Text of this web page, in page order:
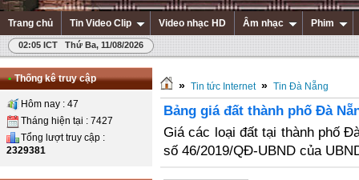
Trang chủ Tin Video Clip Video nhạc HD Âm nhạc Phim
02:05 ICT Thứ Ba, 11/08/2026
• Thống kê truy cập
Hôm nay : 47
Tháng hiện tại : 7427
Tổng lượt truy cập :
2329381
» Tin tức Internet » Tin Đà Nẵng
Bảng giá đất thành phố Đà
Giá các loại đất tại thành phố
số 46/2019/QĐ-UBND của